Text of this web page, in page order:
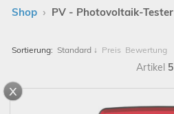
Shop › PV - Photovoltaik-Tester
Sortierung: Standard ↓ Preis Bewertung
Artikel 5
x